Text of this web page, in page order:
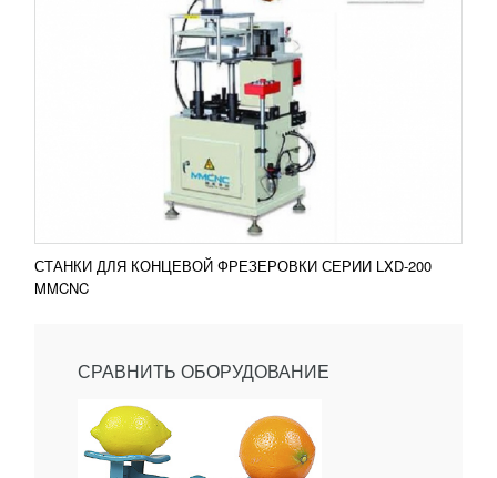
СТАНКИ ДЛЯ КОНЦЕВОЙ ФРЕЗЕРОВКИ СЕРИИ LXD-200
MMCNC
СРАВНИТЬ ОБОРУДОВАНИЕ